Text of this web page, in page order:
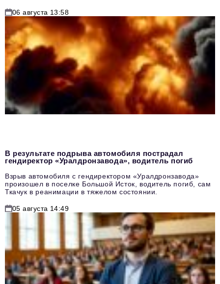
06 августа 13:58
В результате подрыва автомобиля пострадал
гендиректор «Уралдронзавода», водитель погиб
Взрыв автомобиля с гендиректором «Уралдронзавода»
произошел в поселке Большой Исток, водитель погиб, сам
Ткачук в реанимации в тяжелом состоянии.
05 августа 14:49